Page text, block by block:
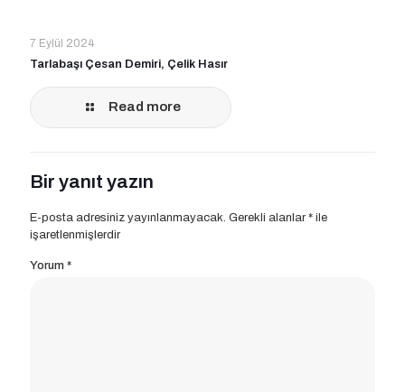
7 Eylül 2024
Tarlabaşı Çesan Demiri, Çelik Hasır
Read more
Bir yanıt yazın
E-posta adresiniz yayınlanmayacak. Gerekli alanlar * ile
işaretlenmişlerdir
Yorum *